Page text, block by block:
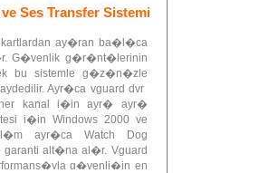
Ses Transfer Sistemi
ay�ran ba�l�ca
G�venlik g�r�nt�lerinin
bu sistemle g�z�n�zle
Ayr�ca vguard dvr
kanal i�in ayr� ayr�
i�in Windows 2000 ve
ayr�ca Watch Dog
alt�na al�r. Vguard
g�venli�in en